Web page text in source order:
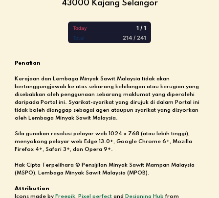
43000 Kajang Selangor
Penafian
Kerajaan dan Lembaga Minyak Sawit Malaysia tidak akan
bertanggungjawab ke atas sebarang kehilangan atau kerugian yang
disebabkan oleh penggunaan sebarang maklumat yang diperolehi
daripada Portal ini. Syarikat-syarikat yang dirujuk di dalam Portal ini
tidak boleh dianggap sebagai agen ataupun syarikat yang disyorkan
oleh Lembaga Minyak Sawit Malaysia.
Sila gunakan resolusi pelayar web 1024 x 768 (atau lebih tinggi),
menyokong pelayar web Edge 13.0+, Google Chrome 6+, Mozilla
Firefox 4+, Safari 3+, dan Opera 9+.
Hak Cipta Terpelihara © Pensijilan Minyak Sawit Mampan Malaysia
(MSPO), Lembaga Minyak Sawit Malaysia (MPOB).
Attribution
Icons made by Freepik, Pixel perfect and Designing Hub from